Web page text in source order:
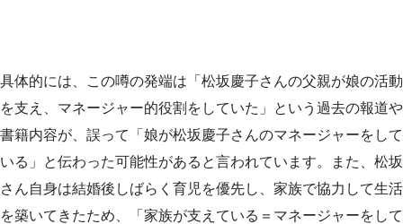
具体的には、この噂の発端は「松坂慶子さんの父親が娘の活動
を支え、マネージャー的役割をしていた」という過去の報道や
書籍内容が、誤って「娘が松坂慶子さんのマネージャーをして
いる」と伝わった可能性があると言われています。また、松坂
さん自身は結婚後しばらく育児を優先し、家族で協力して生活
を築いてきたため、「家族が支えている＝マネージャーをして